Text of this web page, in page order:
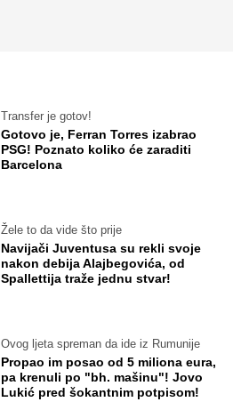
Transfer je gotov!
Gotovo je, Ferran Torres izabrao
PSG! Poznato koliko će zaraditi
Barcelona
Žele to da vide što prije
Navijači Juventusa su rekli svoje
nakon debija Alajbegovića, od
Spallettija traže jednu stvar!
Ovog ljeta spreman da ide iz Rumunije
Propao im posao od 5 miliona eura,
pa krenuli po "bh. mašinu"! Jovo
Lukić pred šokantnim potpisom!